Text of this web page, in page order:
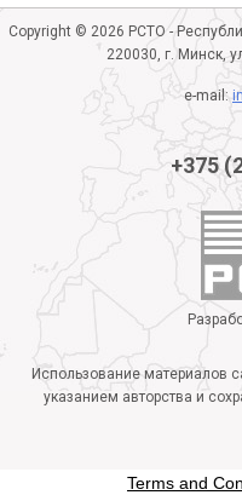
Copyright © 2026 РСТО -
220030, г. Минск,
e-mail:
+375
Использование материалов
указанием авторства и
Terms and